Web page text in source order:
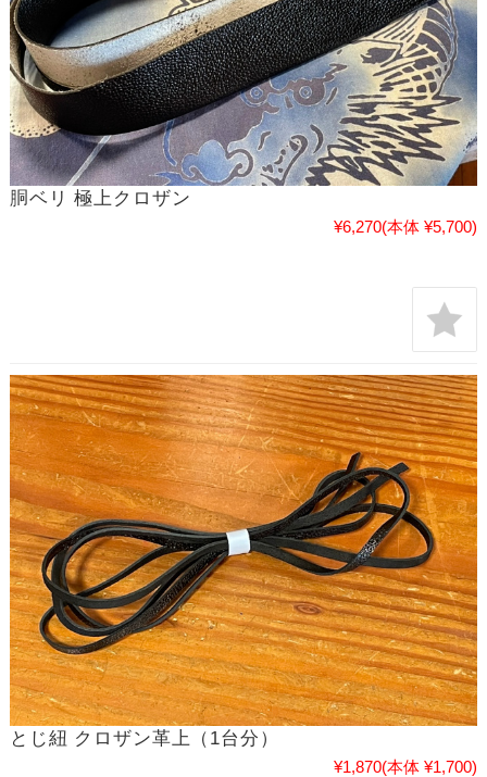
胴ベリ 極上クロザン
¥6,270(本体 ¥5,700)
とじ紐 クロザン革上（1台分）
¥1,870(本体 ¥1,700)